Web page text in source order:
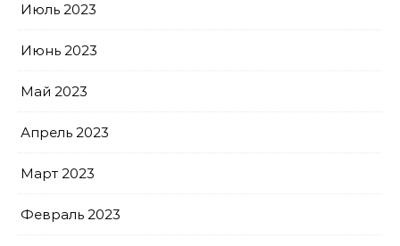
Июль 2023
Июнь 2023
Май 2023
Апрель 2023
Март 2023
Февраль 2023